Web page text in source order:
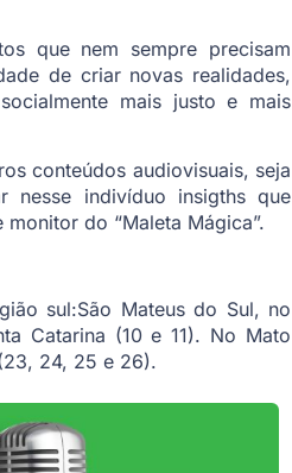
que nem sempre precisam
de criar novas realidades,
mais justo e mais
conteúdos audiovisuais, seja
nesse indivíduo insigths que
do “Maleta Mágica”.
sul:São Mateus do Sul, no
Catarina (10 e 11). No Mato
24, 25 e 26).